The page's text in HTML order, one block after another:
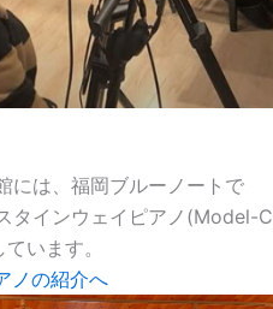
は、福岡ブルーノートで
インウェイピアノ(Model-C
います。
ノの紹介へ